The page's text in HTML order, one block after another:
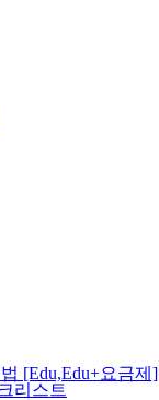
[Edu,Edu+요금제]
리스트